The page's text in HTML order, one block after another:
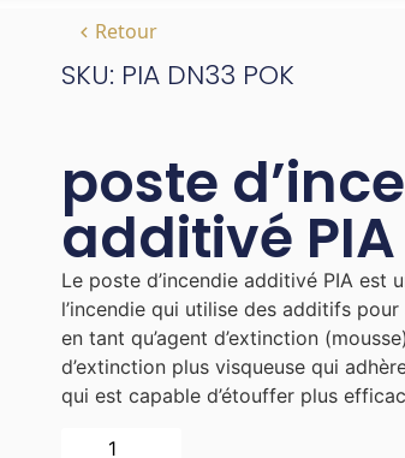
Retour
SKU: PIA DN33 POK
poste
additivé PIA
Le poste d’incendie additivé PIA est
l’incendie qui utilise des additifs pour
en tant qu’agent d’extinction
d’extinction plus visqueuse qui
qui est capable d’étouffer plus